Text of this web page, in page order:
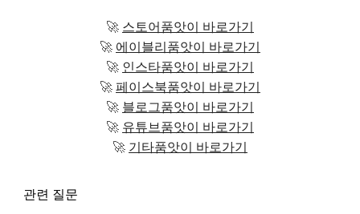
🚀 스토어품앗이 바로가기
🚀 에이블리품앗이 바로가기
🚀 인스타품앗이 바로가기
🚀 페이스북품앗이 바로가기
🚀 블로그품앗이 바로가기
🚀 유튜브품앗이 바로가기
🚀 기타품앗이 바로가기
관련 질문